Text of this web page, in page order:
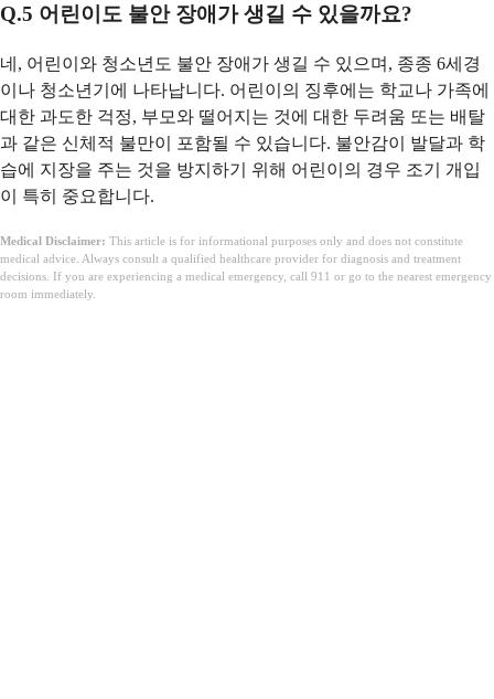
Q.5 어린이도 불안 장애가 생길 수 있을까요?
네, 어린이와 청소년도 불안 장애가 생길 수 있으며, 종종 6세경
이나 청소년기에 나타납니다. 어린이의 징후에는 학교나 가족에
대한 과도한 걱정, 부모와 떨어지는 것에 대한 두려움 또는 배탈
과 같은 신체적 불만이 포함될 수 있습니다. 불안감이 발달과 학
습에 지장을 주는 것을 방지하기 위해 어린이의 경우 조기 개입
이 특히 중요합니다.
Medical Disclaimer: This article is for informational purposes only and does not constitute
medical advice. Always consult a qualified healthcare provider for diagnosis and treatment
decisions. If you are experiencing a medical emergency, call 911 or go to the nearest emergency
room immediately.